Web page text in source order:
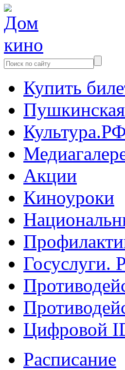
Купить
Пушкинская
Акции
Киноуроки
Госуслуги.
Цифровой
Расписание